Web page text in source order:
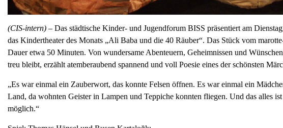
(CIS-intern) – Das städtische Kinder- und Jugendforum BISS präsentiert am
das Kindertheater des Monats „Ali Baba und die 40 Räuber“. Das Stück vom
Dauer etwa 50 Minuten. Von wundersame Abenteuern, Geheimnissen und
treu bleibt, erzählt atemberaubend spannend und voll Poesie eines der schönsten
„Es war einmal ein Zauberwort, das konnte Felsen öffnen. Es war einmal ein
Land, da wohnten Geister in Lampen und Teppiche konnten fliegen. Und das alles
möglich.“